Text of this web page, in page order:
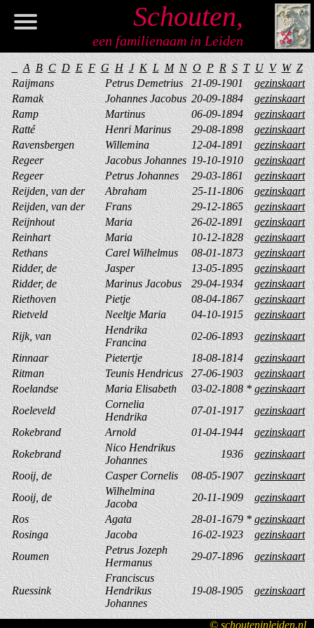
Welkom
Informatie
Genealogie
Register
Artikelen
Verwijzingen
Contact
Schouten,
een familienaam in Leiden
_ A B C D E F G H J K L M N O P R S T U V W Z
Raijmans
Petrus Demetrius 21-09-1901
gezinskaart
Ramak
Johannes Jacobus 20-09-1884
gezinskaart
Ramp
Martinus 06-09-1894
gezinskaart
Ratté
Henri Marinus 29-08-1898
gezinskaart
Ravensbergen
Willemina 12-04-1891
gezinskaart
Regeer
Jacobus Johannes 19-10-1910
gezinskaart
Regeer
Petrus Johannes 29-03-1861
gezinskaart
Reijden, van der
Abraham 25-11-1806
gezinskaart
Reijden, van der
Frans 29-12-1865
gezinskaart
Reijnhout
Maria 26-02-1891
gezinskaart
Reinhart
Maria 10-12-1828
gezinskaart
Rethans
Carel Wilhelmus 08-01-1873
gezinskaart
Ridder, de
Jasper 13-05-1895
gezinskaart
Ridder, de
Marinus Jacobus 29-04-1934
gezinskaart
Riethoven
Pietje 08-04-1867
gezinskaart
Rietveld
Neeltje Maria 04-10-1915
gezinskaart
Rijk, van
Hendrika
Francina
02-06-1893
gezinskaart
Rinnaar
Pietertje 18-08-1814
gezinskaart
Ritman
Teunis Hendricus 27-06-1903
gezinskaart
Roelandse
Maria Elisabeth 03-02-1808 * gezinskaart
Roeleveld
Cornelia
Hendrika
07-01-1917
gezinskaart
Rokebrand
Arnold 01-04-1944
gezinskaart
Rokebrand
Nico Hendrikus
Johannes
1936
gezinskaart
Rooij, de
Casper Cornelis 08-05-1907
gezinskaart
Rooij, de
Wilhelmina
Jacoba
20-11-1909
gezinskaart
Ros
Agata 28-01-1679 * gezinskaart
Rosinga
Jacoba 16-02-1923
gezinskaart
Roumen
Petrus Jozeph
Hermanus
29-07-1896 gezinskaart
Ruessink
Franciscus
Hendrikus
Johannes
19-08-1905 gezinskaart
© schouteninleiden.nl